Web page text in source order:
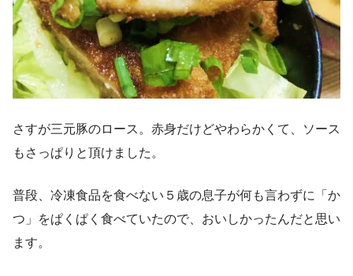
さすが三元豚のロース。赤身だけどやわらかくて、ソース
もさっぱりと頂けました。
普段、冷凍食品を食べない５歳の息子が何も言わずに「か
つ」をぱくぱく食べていたので、おいしかったんだと思い
ます。